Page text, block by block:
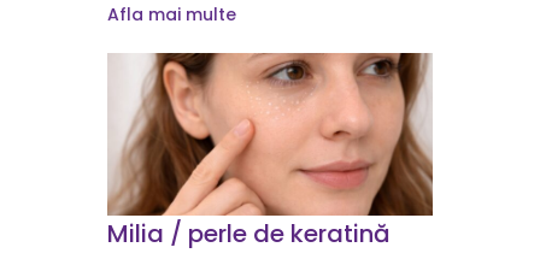
Afla mai multe
Milia / perle de keratină